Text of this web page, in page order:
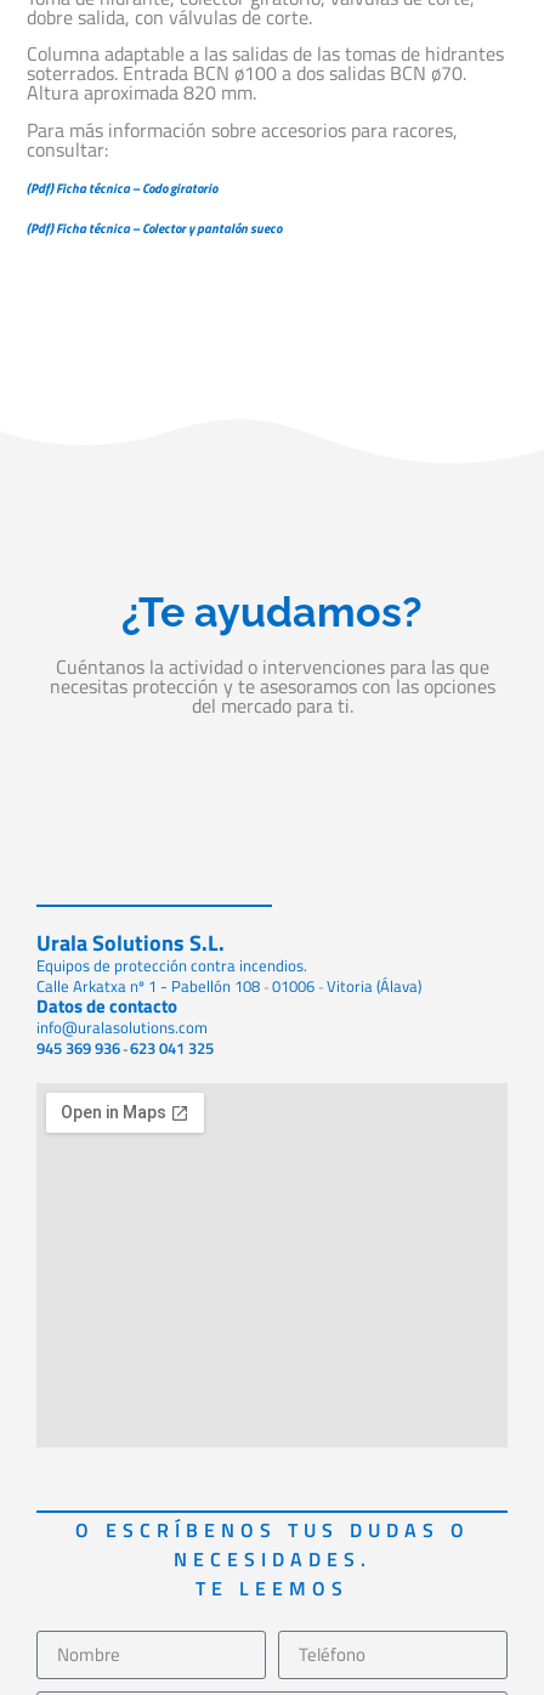
dobre salida, con válvulas de corte.
Columna adaptable a las salidas de las tomas de hidrantes
soterrados. Entrada BCN ø100 a dos salidas BCN ø70.
Altura aproximada 820 mm.
Para más información sobre accesorios para racores,
consultar:
(Pdf) Ficha técnica – Codo giratorio
(Pdf) Ficha técnica – Colector y pantalón sueco
¿Te ayudamos?
Cuéntanos la actividad o intervenciones para las que
necesitas protección y te asesoramos con las opciones
del mercado para ti.
Urala Solutions S.L.
Equipos de protección contra incendios.
Calle Arkatxa nº 1 - Pabellón 108 -01006 -Vitoria (Álava)
Datos de contacto
info@uralasolutions.com
945 369 936-623 041 325
O ESCRÍBENOS TUS DUDAS O
NECESIDADES.
TE LEEMOS